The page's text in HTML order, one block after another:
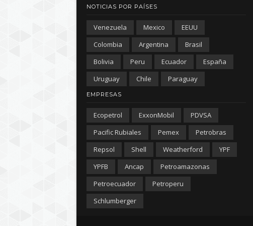
NOTICIAS POR PAÍSES
Venezuela Mexico
EEUU
Colombia
Argentina
Brasil
Bolivia
Peru Ecuador
España
Uruguay
Chile Paraguay
EMPRESAS
Ecopetrol ExxonMobil
PDVSA
Pacific Rubiales
Pemex
Petrobras
Repsol
Shell Weatherford
YPF
YPFB
Ancap
Petroamazonas
Petroecuador
Petroperu
Schlumberger